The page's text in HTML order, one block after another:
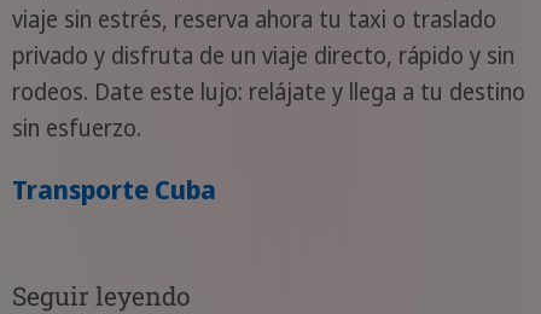
viaje sin estrés, reserva ahora tu taxi o traslado
privado y disfruta de un viaje directo, rápido y sin
rodeos. Date este lujo: relájate y llega a tu destino
sin esfuerzo.
Transporte Cuba
Seguir leyendo